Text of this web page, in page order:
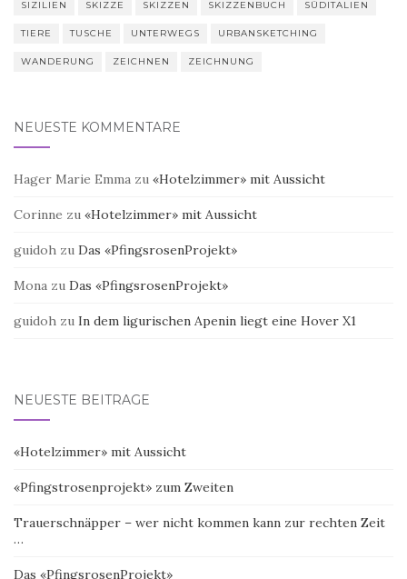
SIZILIEN SKIZZE SKIZZEN SKIZZENBUCH SÜDITALIEN
TIERE TUSCHE UNTERWEGS URBANSKETCHING
WANDERUNG ZEICHNEN ZEICHNUNG
NEUESTE KOMMENTARE
Hager Marie Emma zu «Hotelzimmer» mit Aussicht
Corinne zu «Hotelzimmer» mit Aussicht
guidoh zu Das «PfingsrosenProjekt»
Mona zu Das «PfingsrosenProjekt»
guidoh zu In dem ligurischen Apenin liegt eine Hover X1
NEUESTE BEITRÄGE
«Hotelzimmer» mit Aussicht
«Pfingstrosenprojekt» zum Zweiten
Trauerschnäpper – wer nicht kommen kann zur rechten Zeit
…
Das «PfingsrosenProjekt»